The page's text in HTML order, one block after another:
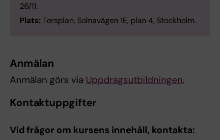
26/11.
Plats: Torsplan, Solnavägen 1E, plan 4, Stockholm.
Anmälan
Anmälan görs via Uppdragsutbildningen.
Kontaktuppgifter
Vid frågor om kursens innehåll, kontakta: